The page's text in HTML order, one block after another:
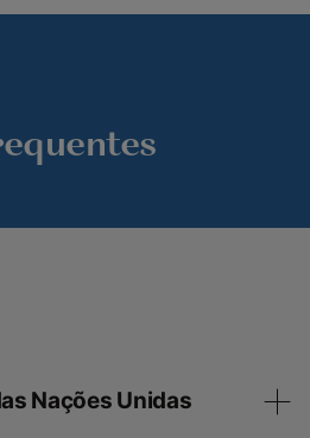
Nações Unidas